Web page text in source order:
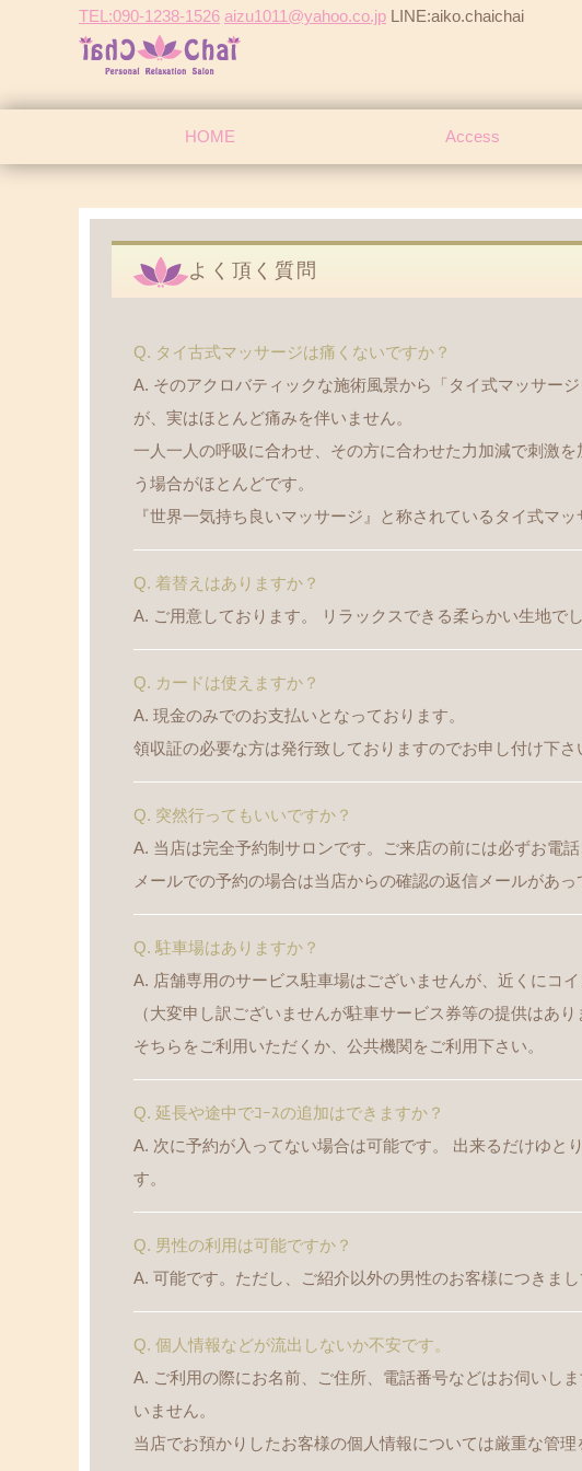
TEL:090-1238-1526 aizu1011@yahoo.co.jp LINE:aiko.chaichai
HOME Access
よく頂く質問
Q. タイ古式マッサージは痛くないですか？
A. そのアクロバティックな施術風景から「タイ式マッサー
が、実はほとんど痛みを伴いません。
一人一人の呼吸に合わせ、その方に合わせた力加減で刺激
う場合がほとんどです。
『世界一気持ち良いマッサージ』と称されているタイ式マッ
Q. 着替えはありますか？
A. ご用意しております。 リラックスできる柔らかい生地で
Q. カードは使えますか？
A. 現金のみでのお支払いとなっております。
領収証の必要な方は発行致しておりますのでお申し付け下さ
Q. 突然行ってもいいですか？
A. 当店は完全予約制サロンです。ご来店の前には必ずお電
メールでの予約の場合は当店からの確認の返信メールがあ
Q. 駐車場はありますか？
A. 店舗専用のサービス駐車場はございませんが、近くにコ
（大変申し訳ございませんが駐車サービス券等の提供はあり
そちらをご利用いただくか、公共機関をご利用下さい。
Q. 延長や途中でｺｰｽの追加はできますか？
A. 次に予約が入ってない場合は可能です。 出来るだけゆと
す。
Q. 男性の利用は可能ですか？
A. 可能です。ただし、ご紹介以外の男性のお客様につきま
Q. 個人情報などが流出しないか不安です。
A. ご利用の際にお名前、ご住所、電話番号などはお伺いし
いません。
当店でお預かりしたお客様の個人情報については厳重な管理